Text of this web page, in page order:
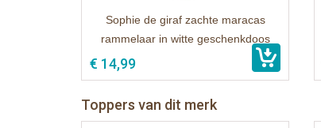
Sophie de giraf zachte maracas
rammelaar in witte geschenkdoos
€ 14,99
Toppers van dit merk